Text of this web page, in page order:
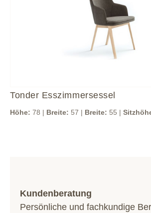
Tonder Esszimmersessel
Höhe: 78 | Breite: 57 | Breite: 55 |
Kundenberatung
Persönliche und fachkundige